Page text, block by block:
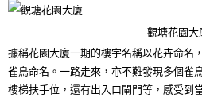
觀塘花園大
據稱花園大廈一期的樓宇名稱以花卉命名
雀鳥命名。一路走來，亦不難發現多個雀
樓梯扶手位，還有出入口閘門等，感受到